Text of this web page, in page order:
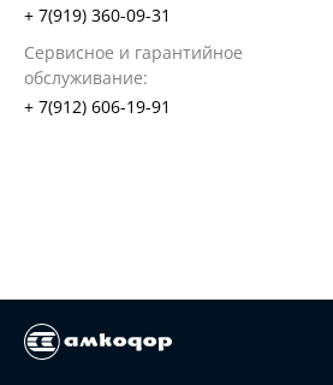
+ 7(919) 360-09-31
Сервисное и гарантийное
обслуживание:
+ 7(912) 606-19-91